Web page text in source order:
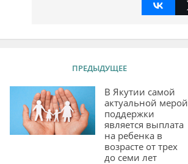
ПРЕДЫДУЩЕЕ
В Якутии самой
актуальной мерой
поддержки
является выплата
на ребенка в
возрасте от трех
до семи лет